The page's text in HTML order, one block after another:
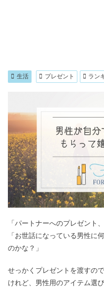
生活 プレゼント ラン
「パートナーへのプレゼント
「お世話になっている男性に
のかな？」
せっかくプレゼントを渡すの
けれど、男性用のアイテム選